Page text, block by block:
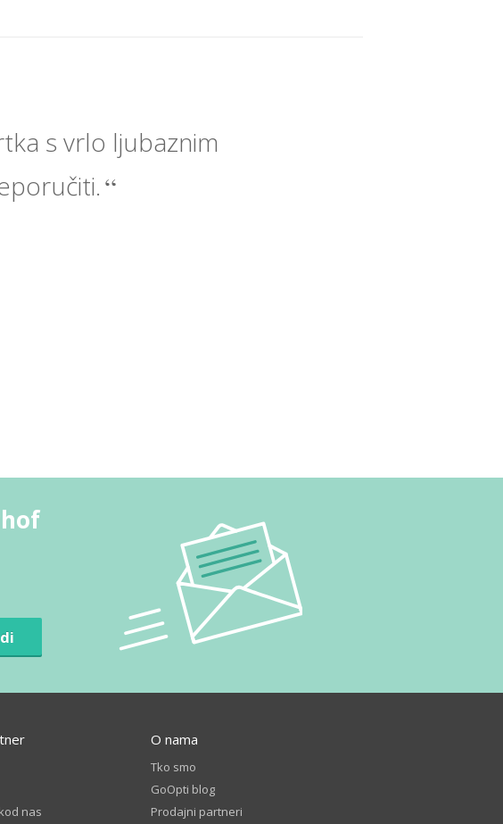
s vrlo ljubaznim
nas
O nama
Tko smo
GoOpti blog
Prodajni partneri